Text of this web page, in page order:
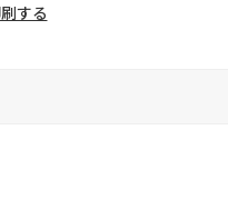
する